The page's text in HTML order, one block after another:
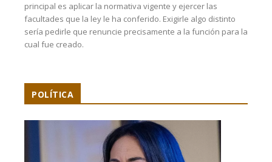
principal es aplicar la normativa vigente y ejercer las
facultades que la ley le ha conferido. Exigirle algo distinto
sería pedirle que renuncie precisamente a la función para la
cual fue creado.
POLÍTICA